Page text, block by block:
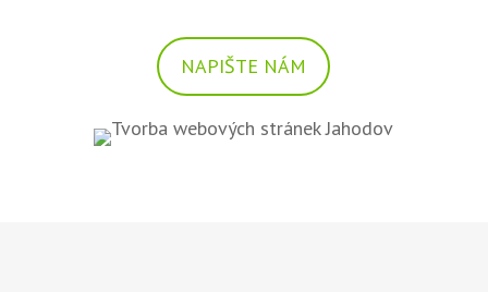
NAPIŠTE NÁM